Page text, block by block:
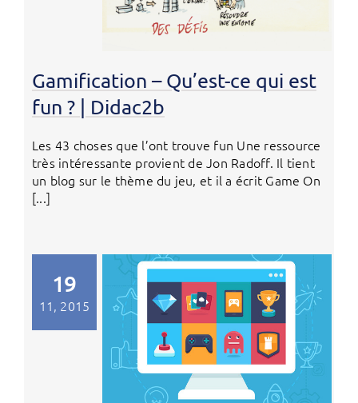
Gamification – Qu’est-ce qui est
fun ? | Didac2b
Les 43 choses que l’ont trouve fun Une ressource
très intéressante provient de Jon Radoff. Il tient
un blog sur le thème du jeu, et il a écrit Game On
[...]
19
11, 2015